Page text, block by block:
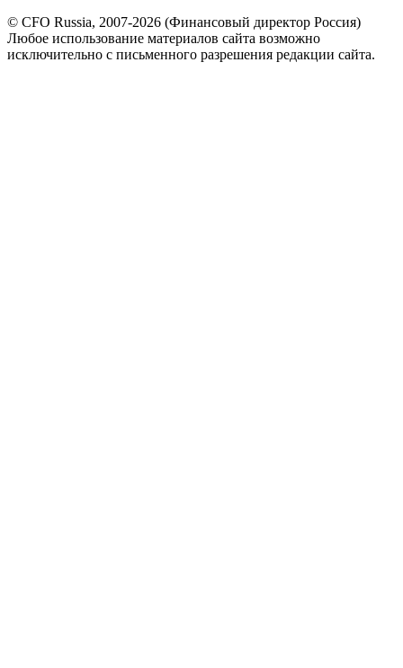
© CFO Russia, 2007-2026 (Финансовый директор Россия)
Любое использование материалов сайта возможно
исключительно с письменного разрешения редакции сайта.